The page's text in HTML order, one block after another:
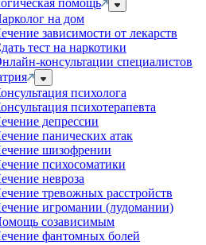
помощь
на дом
зависимости от лекарств
тест на наркотики
консультации специалистов
психолога
психотерапевта
депрессии
панических атак
шизофрении
психосоматики
невроза
тревожных расстройств
игромании (лудомании)
созависимым
фантомных болей